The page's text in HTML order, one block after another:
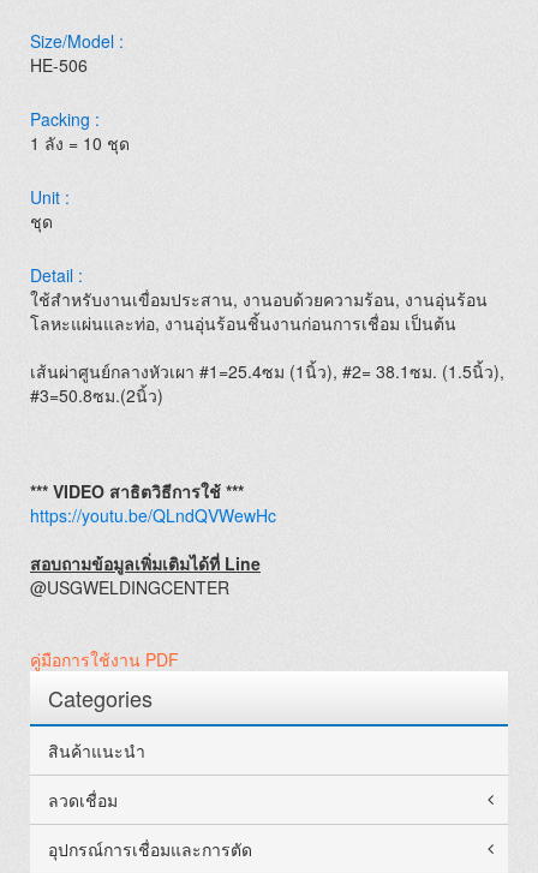
Size/Model :
HE-506
Packing :
1 ลัง = 10 ชุด
Unit :
ชุด
Detail :
ใช้สำหรับงานเขื่อมประสาน, งานอบด้วยความร้อน, งานอุ่นร้อน
โลหะแผ่นและท่อ, งานอุ่นร้อนชิ้นงานก่อนการเชื่อม เป็นต้น
เส้นผ่าศูนย์กลางหัวเผา #1=25.4ซม (1นิ้ว), #2= 38.1ซม. (1.5นิ้ว),
#3=50.8ซม.(2นิ้ว)
*** VIDEO สาธิตวิธีการใช้ ***
https://youtu.be/QLndQVWewHc
สอบถามข้อมูลเพิ่มเติมได้ที่ Line
@USGWELDINGCENTER
คู่มือการใช้งาน PDF
Categories
สินค้าแนะนำ
ลวดเชื่อม
อุปกรณ์การเชื่อมและการตัด